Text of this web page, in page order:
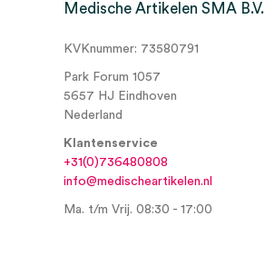
Medische Artikelen SMA B.V.
KVKnummer: 73580791
Park Forum 1057
5657 HJ Eindhoven
Nederland
Klantenservice
+31(0)736480808
info@medischeartikelen.nl
Ma. t/m Vrij. 08:30 - 17:00